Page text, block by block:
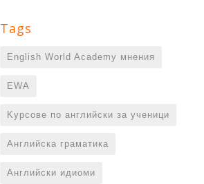
Tags
English World Academy мнения
EWA
Kурсове по английски за ученици
Английска граматика
Английски идиоми